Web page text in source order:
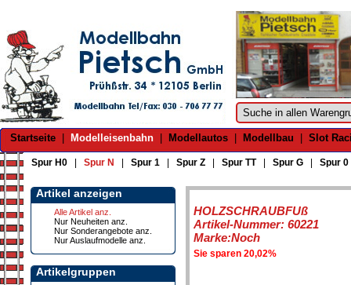
Startseite Modelleisenbahn Modellautos Modellbau Slot
Spur H0 Spur N Spur 1 Spur Z Spur TT| Spur G Spur 0
Artikel anzeigen
Alle Artikel anz.
Nur Neuheiten anz.
Nur Sonderangebote anz.
Nur Auslaufmodelle anz.
Artikelgruppen
HOLZSCHRAUBFUß
Artikel-Nummer: 60221
Marke:Noch
Sie sparen 20,02%